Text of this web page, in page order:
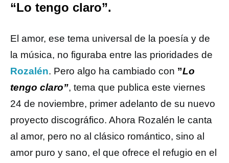
“Lo tengo claro”.
El amor, ese tema universal de la poesía y de
la música, no figuraba entre las prioridades de
Rozalén. Pero algo ha cambiado con ”Lo
tengo claro”, tema que publica este viernes
24 de noviembre, primer adelanto de su nuevo
proyecto discográfico. Ahora Rozalén le canta
al amor, pero no al clásico romántico, sino al
amor puro y sano, el que ofrece el refugio en el